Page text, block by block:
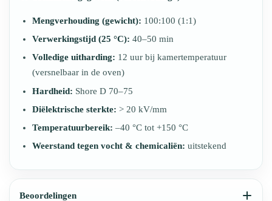
Mengverhouding (gewicht): 100:100 (1:1)
Verwerkingstijd (25 °C): 40–50 min
Volledige uitharding: 12 uur bij kamertemperatuur
(versnelbaar in de oven)
Hardheid: Shore D 70–75
Diëlektrische sterkte: > 20 kV/mm
Temperatuurbereik: –40 °C tot +150 °C
Weerstand tegen vocht & chemicaliën: uitstekend
Beoordelingen